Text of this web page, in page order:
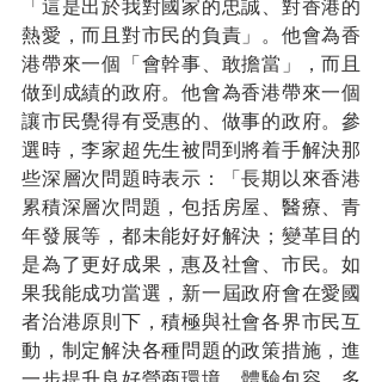
「這是出於我對國家的忠誠、對香港的
熱愛，而且對市民的負責」。他會為香
港帶來一個「會幹事、敢擔當」，而且
做到成績的政府。他會為香港帶來一個
讓市民覺得有受惠的、做事的政府。參
選時，李家超先生被問到將着手解決那
些深層次問題時表示：「長期以來香港
累積深層次問題，包括房屋、醫療、青
年發展等，都未能好好解決；變革目的
是為了更好成果，惠及社會、市民。如
果我能成功當選，新一屆政府會在愛國
者治港原則下，積極與社會各界市民互
動，制定解決各種問題的政策措施，進